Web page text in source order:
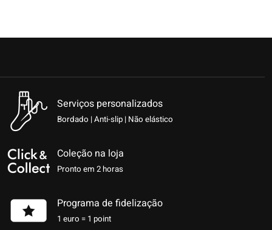
Serviços personalizados
Bordado | Anti-slip | Não elástico
Coleção na loja
Pronto em 2 horas
Programa de fidelização
1 euro = 1 point